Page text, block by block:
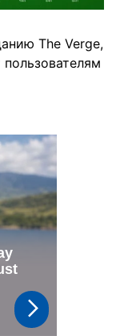
The Verge,
пользователям